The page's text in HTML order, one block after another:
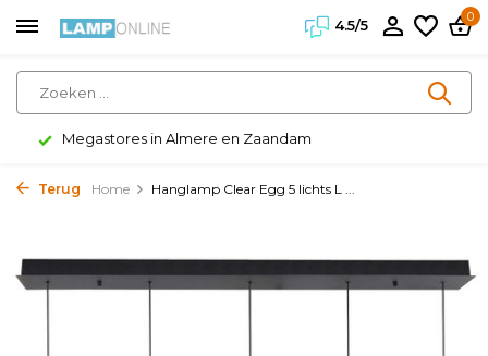
4.5/5
0
Klanten geven ons een 4.5/5
Terug Home Hanglamp Clear Egg 5 lichts L ...